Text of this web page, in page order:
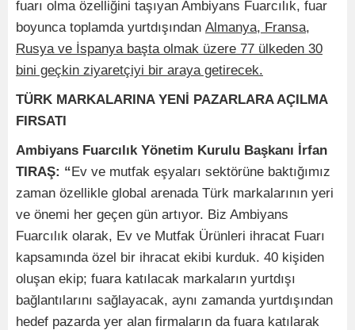
fuarı olma özelliğini taşıyan Ambiyans Fuarcılık, fuar
boyunca toplamda yurtdışından Almanya, Fransa,
Rusya ve İspanya başta olmak üzere 77 ülkeden 30
bini geçkin ziyaretçiyi bir araya getirecek.
TÜRK MARKALARINA YENİ PAZARLARA AÇILMA
FIRSATI
Ambiyans Fuarcılık Yönetim Kurulu Başkanı İrfan
TIRAŞ: “Ev ve mutfak eşyaları sektörüne baktığımız
zaman özellikle global arenada Türk markalarının yeri
ve önemi her geçen gün artıyor. Biz Ambiyans
Fuarcılık olarak, Ev ve Mutfak Ürünleri ihracat Fuarı
kapsamında özel bir ihracat ekibi kurduk. 40 kişiden
oluşan ekip; fuara katılacak markaların yurtdışı
bağlantılarını sağlayacak, aynı zamanda yurtdışından
hedef pazarda yer alan firmaların da fuara katılarak